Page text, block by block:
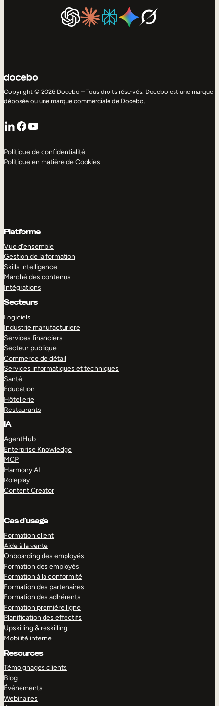
Copyright © 2026 Docebo – Tous droits réservés. Docebo est une marque
déposée ou une marque commerciale de Docebo.
LinkedIn
Facebook
YouTube
Politique de confidentialité
Politique en matière de Cookies
Platforme
Vue d’ensemble
Gestion de la formation
Skills Intelligence
Marché des contenus
Intégrations
Secteurs
Logiciels
Industrie manufacturiere
Services financiers
Secteur publique
Commerce de détail
Services informatiques et techniques
Santé
Éducation
Hôtellerie
Restaurants
IA
AgentHub
Enterprise Knowledge
MCP
Harmony AI
Roleplay
Content Creator
Cas d’usage
Formation client
Aide à la vente
Onboarding des employés
Formation des employés
Formation à la conformité
Formation des partenaires
Formation des adhérents
Formation première ligne
Planification des effectifs
Upskilling & reskilling
Mobilité interne
Resources
Témoignages clients
Blog
Événements
Webinaires